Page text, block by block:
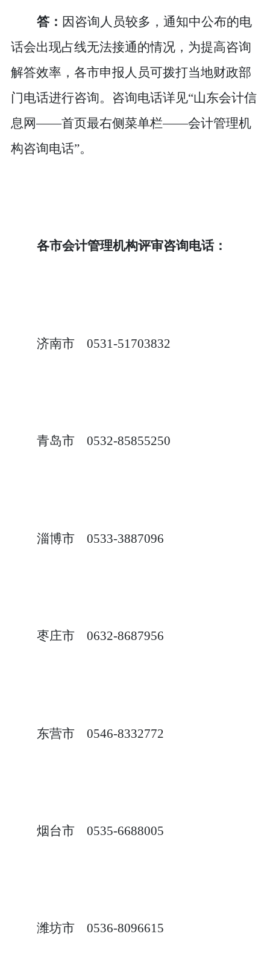
答： 因咨询人员较多，通知中公布的电
话会出现占线无法接通的情况，为提高咨询
解答效率，各市申报人员可拨打当地财政部
门电话进行咨询。咨询电话详见“山东会计信
息网——首页最右侧菜单栏——会计管理机
构咨询电话”。
各市会计管理机构评审咨询电话：
济南市 0531-51703832
青岛市 0532-85855250
淄博市 0533-3887096
枣庄市 0632-8687956
东营市 0546-8332772
烟台市 0535-6688005
潍坊市 0536-8096615